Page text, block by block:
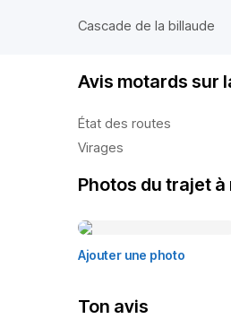
Cascade de la billaude
Avis motards sur
État des routes
Virages
Photos du trajet à
Ajouter une photo
Ton avis